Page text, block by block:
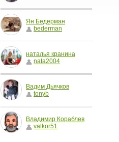
Ян Бедерман
bederman
наталья кранина
nata2004
Вадим Дьячков
tonyb
Владимир Кораблев
valkor51